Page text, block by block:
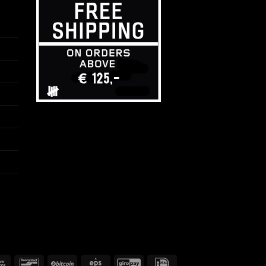
Banküberweisung
BancontactBitCoin Eps GiroPay